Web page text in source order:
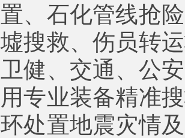
置、石化管线抢
墟搜救、伤员转
卫健、交通、公
用专业装备精准
环处置地震灾情